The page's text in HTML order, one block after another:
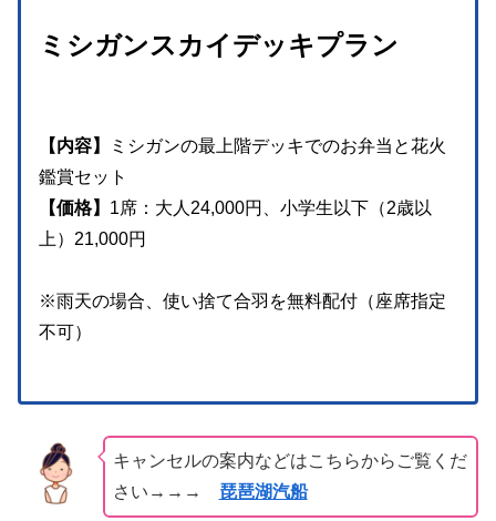
ミシガンスカイデッキプラン
【内容】
ミシガンの最上階デッキでのお弁当と花火
鑑賞セット
【価格】 1席：大人24,000円、小学生以下（2歳以
上）21,000円
※雨天の場合、使い捨て合羽を無料配付（座席指定
不可）
キャンセルの案内などはこちらからご覧くだ
さい→→→ 琵琶湖汽船